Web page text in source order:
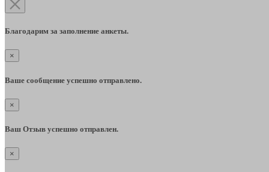
Благодарим за заполнение анкеты.
×
Ваше сообщение успешно отправлено.
×
Ваш Отзыв успешно отправлен.
×